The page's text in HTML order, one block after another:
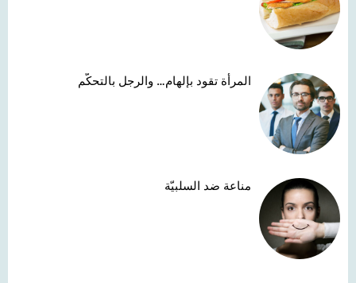
المرأة تقود بإلهام… والرجل بالتحكّم
مناعة ضد السلبيّة